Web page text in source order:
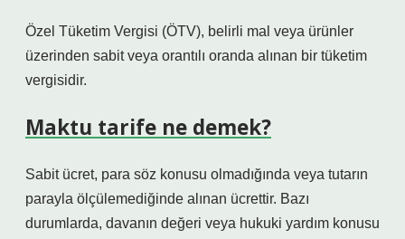
Özel Tüketim Vergisi (ÖTV), belirli mal veya ürünler
üzerinden sabit veya orantılı oranda alınan bir tüketim
vergisidir.
Maktu tarife ne demek?
Sabit ücret, para söz konusu olmadığında veya tutarın
parayla ölçülemediğinde alınan ücrettir. Bazı
durumlarda, davanın değeri veya hukuki yardım konusu